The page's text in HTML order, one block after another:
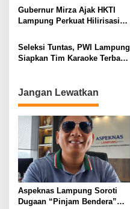
Menuju Porwanas 2027
Gubernur Mirza Ajak HKTI
Lampung Perkuat Hilirisasi
Kesejahteraan Petani
Seleksi Tuntas, PWI Lampung
Siapkan Tim Karaoke Terbaik
Jangan Lewatkan
Aspeknas Lampung Soroti
Dugaan “Pinjam Bendera”